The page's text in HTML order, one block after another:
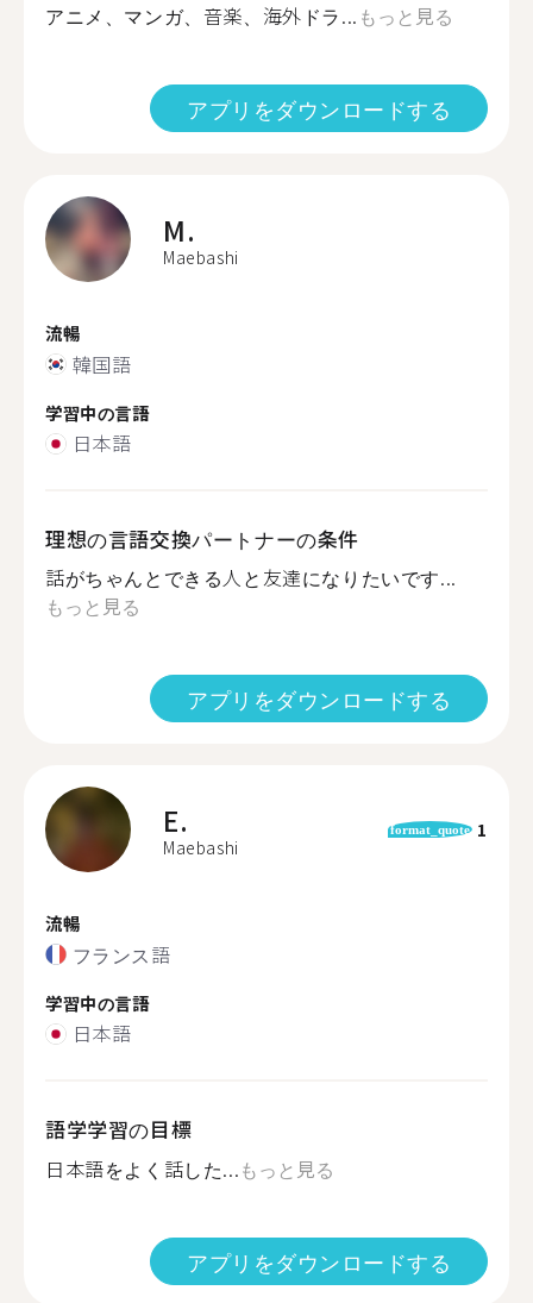
アニメ、マンガ、音楽、海外ドラ... もっと見る
アプリをダウンロードする
M.
Maebashi
流暢
韓国語
学習中の言語
日本語
理想の言語交換パートナーの条件
話がちゃんとできる人と友達になりたいです...
もっと見る
アプリをダウンロードする
E.
Maebashi
format_quote 1
流暢
フランス語
学習中の言語
日本語
語学学習の目標
日本語をよく話した...もっと見る
アプリをダウンロードする